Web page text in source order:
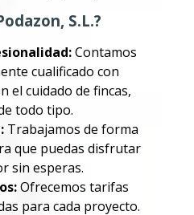
S.L.?
Contamos
cualificado con
el cuidado de fincas,
todo tipo.
Trabajamos de forma
que puedas disfrutar
sin esperas.
Ofrecemos tarifas
para cada proyecto.